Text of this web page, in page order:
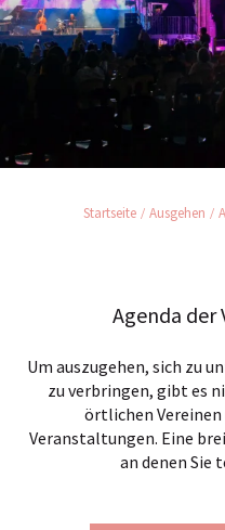
Startseite Ausgehen
Agenda der
Um auszugehen, sich zu
zu verbringen, gibt es
örtlichen
Veranstaltungen. Eine
an denen Sie